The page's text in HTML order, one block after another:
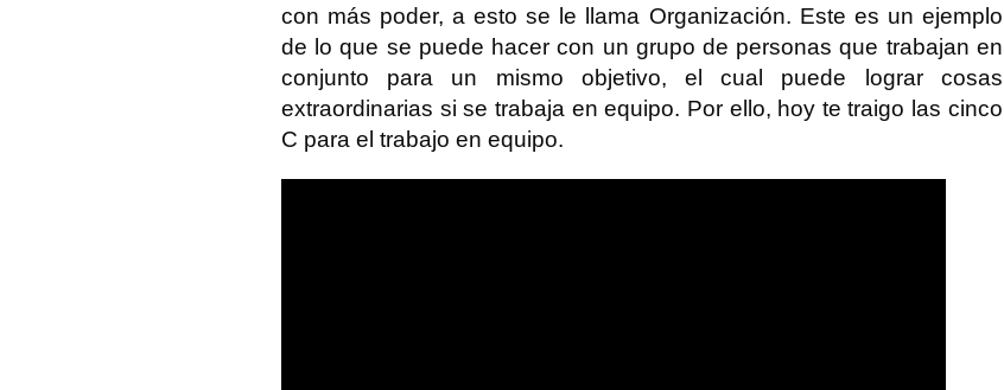
con más poder, a esto se le llama Organización. Este es un ejemplo
de lo que se puede hacer con un grupo de personas que trabajan en
conjunto para un mismo objetivo, el cual puede lograr cosas
extraordinarias si se trabaja en equipo. Por ello, hoy te traigo las cinco
C para el trabajo en equipo.